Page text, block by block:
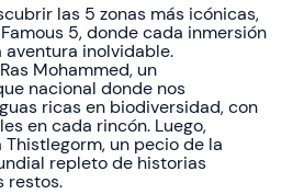
las 5 zonas más icónicas,
5, donde cada inmersión
aventura inolvidable.
Mohammed, un
nacional donde nos
ricas en biodiversidad, con
en cada rincón. Luego,
un pecio de la
repleto de historias
restos.